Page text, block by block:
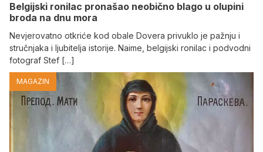
Belgijski ronilac pronašao neobično blago u olupini
broda na dnu mora
Nevjerovatno otkriće kod obale Dovera privuklo je pažnju i
stručnjaka i ljubitelja istorije. Naime, belgijski ronilac i podvodni
fotograf Stef […]
MAGAZIN